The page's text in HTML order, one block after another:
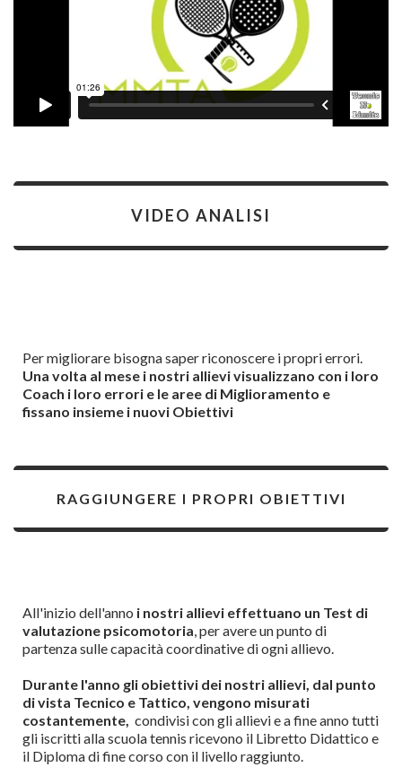
VIDEO ANALISI
Per migliorare bisogna saper riconoscere i propri errori.
Una volta al mese i nostri allievi visualizzano con i loro
Coach i loro errori e le aree di Miglioramento e
fissano insieme i nuovi Obiettivi
RAGGIUNGERE I PROPRI OBIETTIVI
All'inizio dell'anno i nostri allievi effettuano un Test di
valutazione psicomotoria, per avere un punto di
partenza sulle capacità coordinative di ogni allievo.
Durante l'anno gli obiettivi dei nostri allievi, dal punto
di vista Tecnico e Tattico, vengono misurati
costantemente, condivisi con gli allievi e a fine anno tutti
gli iscritti alla scuola tennis ricevono il Libretto Didattico e
il Diploma di fine corso con il livello raggiunto.